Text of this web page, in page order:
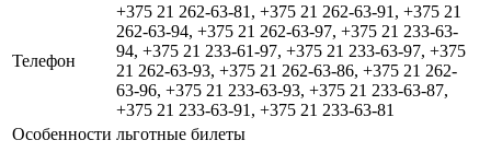
Телефон
+375 21 262-63-81, +375 21 262-63-91, +375 21
262-63-94, +375 21 262-63-97, +375 21 233-63-
94, +375 21 233-61-97, +375 21 233-63-97, +375
21 262-63-93, +375 21 262-63-86, +375 21 262-
63-96, +375 21 233-63-93, +375 21 233-63-87,
+375 21 233-63-91, +375 21 233-63-81
Особенности льготные билеты